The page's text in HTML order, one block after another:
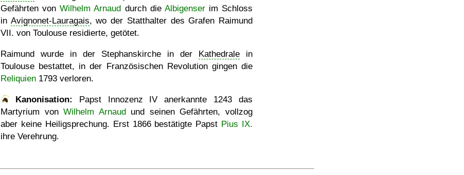
Gefährten vonWilhelm Arnaud durch die Albigenserim Schloss
in Avignonet-Lauragais, wo der Statthalter des Grafen Raimund
VII. von Toulouse residierte, getötet.
Raimund wurde in der Stephanskirche in der Kathedrale in
Toulouse bestattet, in der Französischen Revolution gingen die
Reliquien 1793 verloren.
Kanonisation: Papst Innozenz IV anerkannte 1243 das
Martyrium vonWilhelm Arnaudund seinen Gefährten, vollzog
aber keine Heiligsprechung. Erst 1866bestätigte Papst Pius IX.
ihre Verehrung.